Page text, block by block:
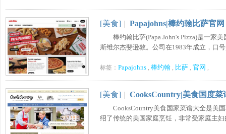
[美食] | Papajohns|棒约翰比萨官网
棒约翰比萨(Papa John's Pizza)是一家美
斯维尔杰斐逊敦。公司在1983年成立，口
标签： Papajohns , 棒约翰 , 比萨 , 官网 ,
[美食] | CooksCountry|美食国度菜
CooksCountry美食国家菜谱大全是美国
绍了传统的美国家庭烹饪，非常受家庭主